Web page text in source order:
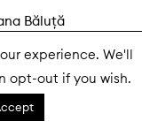
Băluță
experience. We'll
opt-out if you wish.